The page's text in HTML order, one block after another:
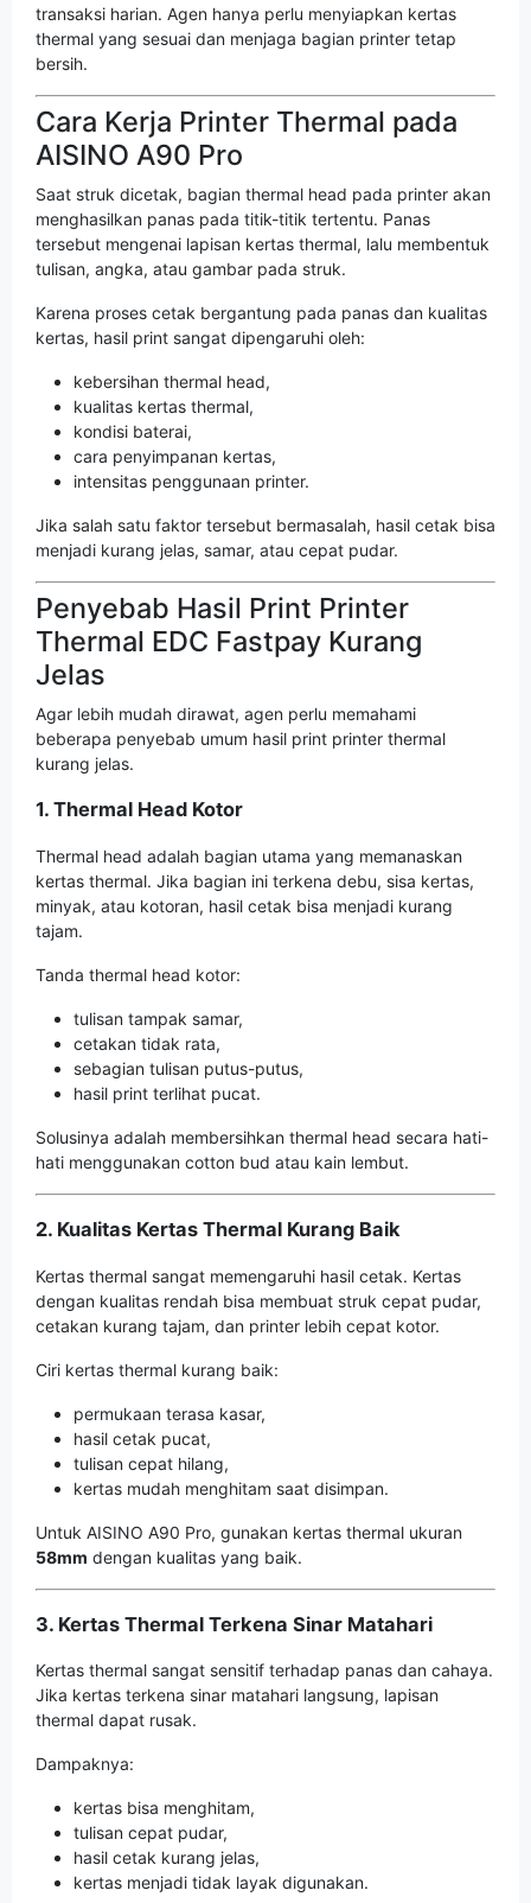
transaksi harian. Agen hanya perlu menyiapkan kertas
thermal yang sesuai dan menjaga bagian printer tetap
bersih.
Cara Kerja Printer Thermal pada
AISINO A90 Pro
Saat struk dicetak, bagian thermal head pada printer akan
menghasilkan panas pada titik-titik tertentu. Panas
tersebut mengenai lapisan kertas thermal, lalu membentuk
tulisan, angka, atau gambar pada struk.
Karena proses cetak bergantung pada panas dan kualitas
kertas, hasil print sangat dipengaruhi oleh:
kebersihan thermal head,
kualitas kertas thermal,
kondisi baterai,
cara penyimpanan kertas,
intensitas penggunaan printer.
Jika salah satu faktor tersebut bermasalah, hasil cetak bisa
menjadi kurang jelas, samar, atau cepat pudar.
Penyebab Hasil Print Printer
Thermal EDC Fastpay Kurang
Jelas
Agar lebih mudah dirawat, agen perlu memahami
beberapa penyebab umum hasil print printer thermal
kurang jelas.
1. Thermal Head Kotor
Thermal head adalah bagian utama yang memanaskan
kertas thermal. Jika bagian ini terkena debu, sisa kertas,
minyak, atau kotoran, hasil cetak bisa menjadi kurang
tajam.
Tanda thermal head kotor:
tulisan tampak samar,
cetakan tidak rata,
sebagian tulisan putus-putus,
hasil print terlihat pucat.
Solusinya adalah membersihkan thermal head secara hati-
hati menggunakan cotton bud atau kain lembut.
2. Kualitas Kertas Thermal Kurang Baik
Kertas thermal sangat memengaruhi hasil cetak. Kertas
dengan kualitas rendah bisa membuat struk cepat pudar,
cetakan kurang tajam, dan printer lebih cepat kotor.
Ciri kertas thermal kurang baik:
permukaan terasa kasar,
hasil cetak pucat,
tulisan cepat hilang,
kertas mudah menghitam saat disimpan.
Untuk AISINO A90 Pro, gunakan kertas thermal ukuran
58mm dengan kualitas yang baik.
3. Kertas Thermal Terkena Sinar Matahari
Kertas thermal sangat sensitif terhadap panas dan cahaya.
Jika kertas terkena sinar matahari langsung, lapisan
thermal dapat rusak.
Dampaknya:
kertas bisa menghitam,
tulisan cepat pudar,
hasil cetak kurang jelas,
kertas menjadi tidak layak digunakan.